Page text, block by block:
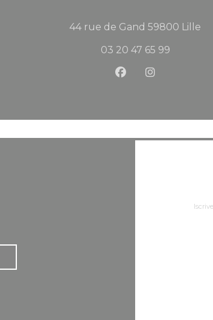
44 rue de Gand 59800 Lille
03 20 47 65 99
Facebook ((apre
Instagram